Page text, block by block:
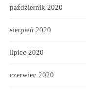
październik 2020
sierpień 2020
lipiec 2020
czerwiec 2020